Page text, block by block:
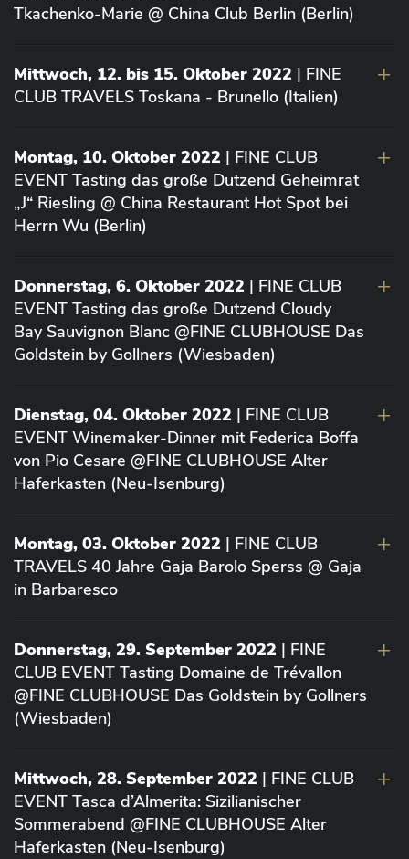
Tkachenko-Marie @ China Club Berlin (Berlin)
Mittwoch, 12. bis 15. Oktober 2022 | FINE
CLUB TRAVELS Toskana - Brunello (Italien)
Montag, 10. Oktober 2022 | FINE CLUB
EVENT Tasting das große Dutzend Geheimrat
„J“ Riesling @ China Restaurant Hot Spot bei
Herrn Wu (Berlin)
Donnerstag, 6. Oktober 2022 | FINE CLUB
EVENT Tasting das große Dutzend Cloudy
Bay Sauvignon Blanc @FINE CLUBHOUSE Das
Goldstein by Gollners (Wiesbaden)
Dienstag, 04. Oktober 2022 | FINE CLUB
EVENT Winemaker-Dinner mit Federica Boffa
von Pio Cesare @FINE CLUBHOUSE Alter
Haferkasten (Neu-Isenburg)
Montag, 03. Oktober 2022 | FINE CLUB
TRAVELS 40 Jahre Gaja Barolo Sperss @ Gaja
in Barbaresco
Donnerstag, 29. September 2022 | FINE
CLUB EVENT Tasting Domaine de Trévallon
@FINE CLUBHOUSE Das Goldstein by Gollners
(Wiesbaden)
Mittwoch, 28. September 2022 | FINE CLUB
EVENT Tasca d’Almerita: Sizilianischer
Sommerabend @FINE CLUBHOUSE Alter
Haferkasten (Neu-Isenburg)